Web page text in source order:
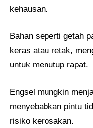
kehausan.
Bahan seperti getah
keras atau retak,
untuk menutup rapat.
Engsel mungkin
menyebabkan pintu
risiko kerosakan.